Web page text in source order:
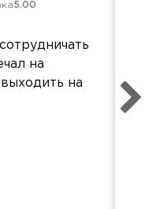
5.00
на
на